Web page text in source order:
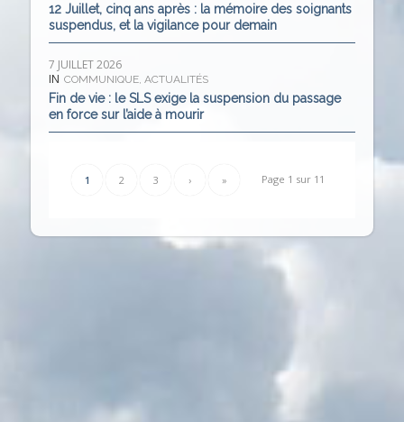
12 Juillet, cinq ans après : la mémoire des soignants
suspendus, et la vigilance pour demain
7 JUILLET 2026
IN COMMUNIQUE ACTUALITÉS
Fin de vie : le SLS exige la suspension du passage
en force sur l’aide à mourir
Page 1 sur 11
1 2 3 › »